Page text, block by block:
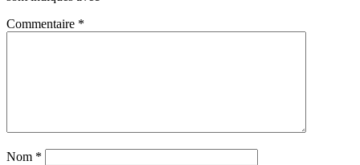
Commentaire *
Nom *